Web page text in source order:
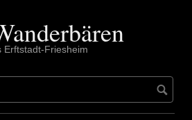
Erftstadt-Friesheim